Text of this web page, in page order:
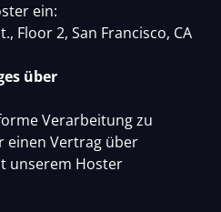
ein:
Floor 2, San Francisco, CA
über
Verarbeitung zu
einen Vertrag über
unserem Hoster